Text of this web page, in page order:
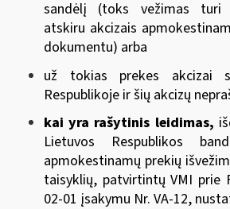
sandėlį (toks vežimas turi
atskiru akcizais
dokumentu) arba
už tokias prekes akcizai
Respublikoje ir šių akcizų
kai yra rašytinis leidimas,
Lietuvos Respublikos
apmokestinamų prekių
taisyklių, patvirtintųVMI prie
02-01 įsakymu Nr. VA-12,